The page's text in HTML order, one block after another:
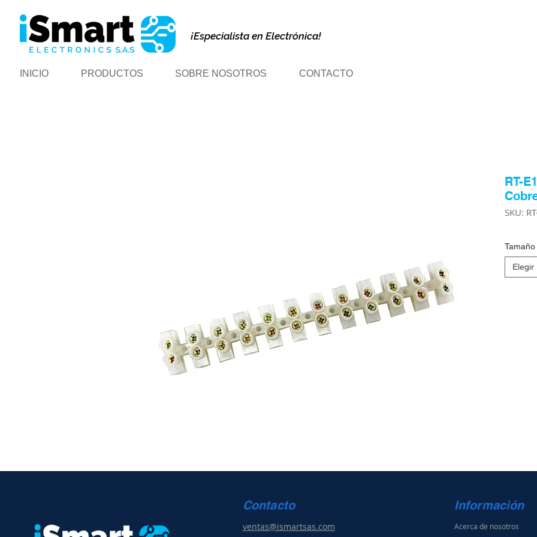
¡Especialista en Electrónica!
INICIO PRODUCTOS SOBRE NOSOTROS CONTACTO
RT-
SKU:
Elegir
Contacto
ventas@ismartsas.com
Información
Acerca de nosotros